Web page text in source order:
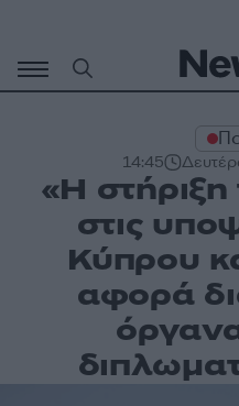
περιεχόμενο
14:45
«Η
στις
Κύπρου
αφορά